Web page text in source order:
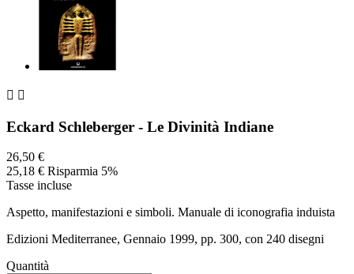
 
Eckard Schleberger - Le Divinità Indiane
26,50 €
25,18 € Risparmia 5%
Tasse incluse
Aspetto, manifestazioni e simboli. Manuale di iconografia induista
Edizioni Mediterranee, Gennaio 1999, pp. 300, con 240 disegni
Quantità